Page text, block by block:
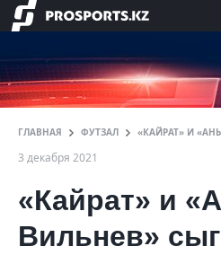
ГЛАВНАЯ ФУТЗАЛ «КАЙРАТ» И
3 декабря 2021
«Кайрат» и
Вильнев»